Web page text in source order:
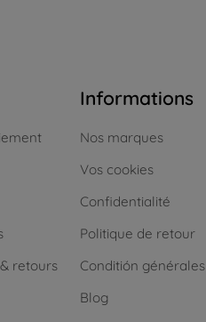
retours
Informations
Nos marques
Vos cookies
Confidentialité
Politique de retour
Conditión générales
Blog